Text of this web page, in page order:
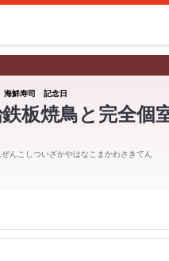
鮮寿司 記念日
板焼鳥と完全個
んこしついざかやはなこまかわさきてん